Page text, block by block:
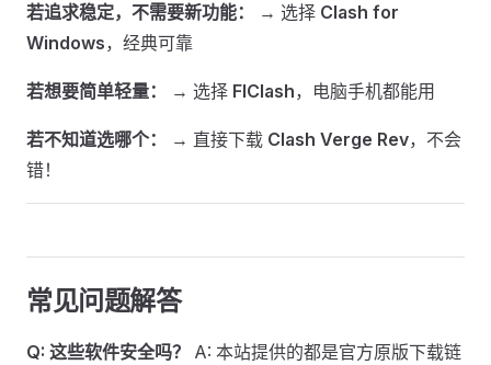
若追求稳定，不需要新功能： → 选择 Clash for
Windows，经典可靠
若想要简单轻量： → 选择 FlClash，电脑手机都能用
若不知道选哪个： → 直接下载 Clash Verge Rev，不会
错！
常见问题解答
Q: 这些软件安全吗？
A: 本站提供的都是官方原版下载链